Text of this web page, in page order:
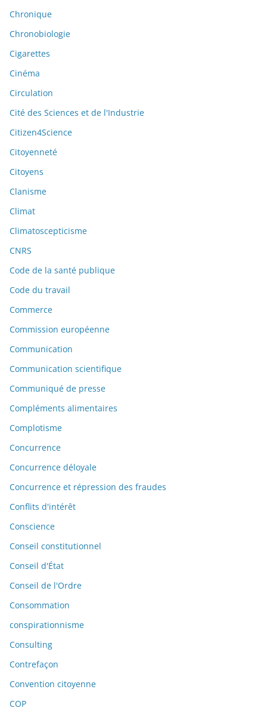
Chronique
Chronobiologie
Cigarettes
Cinéma
Circulation
Cité des Sciences et de l'Industrie
Citizen4Science
Citoyenneté
Citoyens
Clanisme
Climat
Climatoscepticisme
CNRS
Code de la santé publique
Code du travail
Commerce
Commission européenne
Communication
Communication scientifique
Communiqué de presse
Compléments alimentaires
Complotisme
Concurrence
Concurrence déloyale
Concurrence et répression des fraudes
Conflits d'intérêt
Conscience
Conseil constitutionnel
Conseil d'État
Conseil de l'Ordre
Consommation
conspirationnisme
Consulting
Contrefaçon
Convention citoyenne
COP